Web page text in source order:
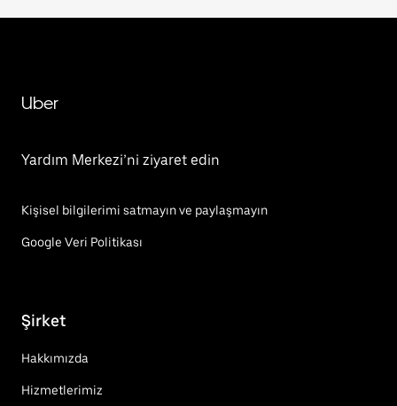
Uber
Yardım Merkezi’ni ziyaret edin
Kişisel bilgilerimi satmayın ve paylaşmayın
Google Veri Politikası
Şirket
Hakkımızda
Hizmetlerimiz